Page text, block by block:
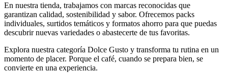
En nuestra tienda, trabajamos con marcas reconocidas que
garantizan calidad, sostenibilidad y sabor. Ofrecemos packs
individuales, surtidos temáticos y formatos ahorro para que puedas
descubrirnuevas variedades o abastecerte de tus favoritas.
Explora nuestra categoría Dolce Gusto y transforma tu rutina en un
momento de placer. Porque el café, cuando se prepara bien, se
convierte en una experiencia.